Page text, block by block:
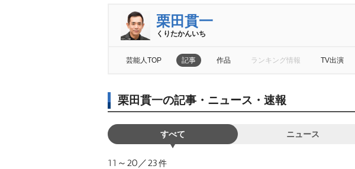
栗田貫一
くりたかんいち
芸能人TOP 記事 作品 ランキング情報 TV出演
栗田貫一の記事・ニュース・速報
すべて ニュース
11～20／23件